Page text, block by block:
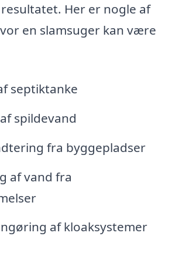
Her er nogle af
en slamsuger kan være
septiktanke
spildevand
fra byggepladser
af vand fra
af kloaksystemer